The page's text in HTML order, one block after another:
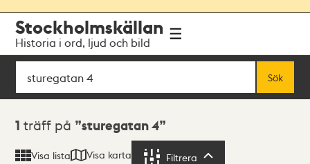
navigationen
huvudinnehållet
Stockholmskällan
Historia i ord, ljud och bild
Sök
Sök
Sökresultat
1 träff på sturegatan 4
Visa lista Visa karta Filtrera